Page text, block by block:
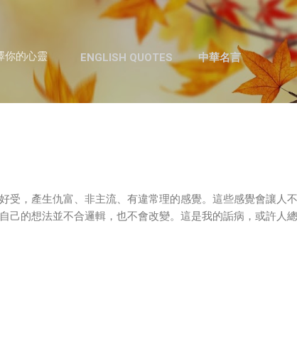
跳至主要內容
你的心靈 ENGLISH QUOTES 中華名言
受，產生仇富、非主流、有違常理的感覺。這些感覺會讓人
己的想法並不合邏輯，也不會改變。這是我的詬病，或許人